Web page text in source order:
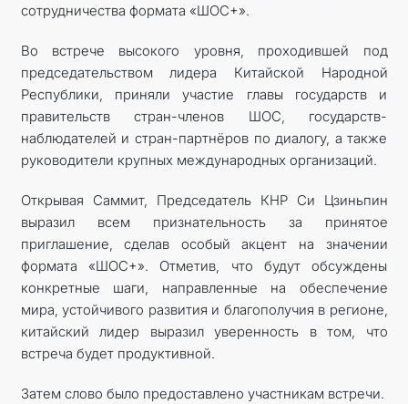
сотрудничества формата «ШОС+».
Во встрече высокого уровня, проходившей под
председательством лидера Китайской Народной
Республики, приняли участие главы государств и
правительств стран-членов ШОС, государств-
наблюдателей и стран-партнёров по диалогу, а также
руководители крупных международных организаций.
Открывая Саммит, Председатель КНР Си Цзиньпин
выразил всем признательность за принятое
приглашение, сделав особый акцент на значении
формата «ШОС+». Отметив, что будут обсуждены
конкретные шаги, направленные на обеспечение
мира, устойчивого развития и благополучия в регионе,
китайский лидер выразил уверенность в том, что
встреча будет продуктивной.
Затем слово было предоставлено участникам встречи.